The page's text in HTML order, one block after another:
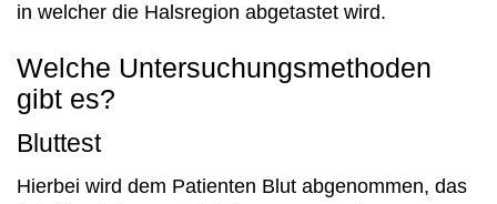
in welcher die Halsregion abgetastet wird.
Welche Untersuchungsmethoden
gibt es?
Bluttest
Hierbei wird dem Patienten Blut abgenommen, das